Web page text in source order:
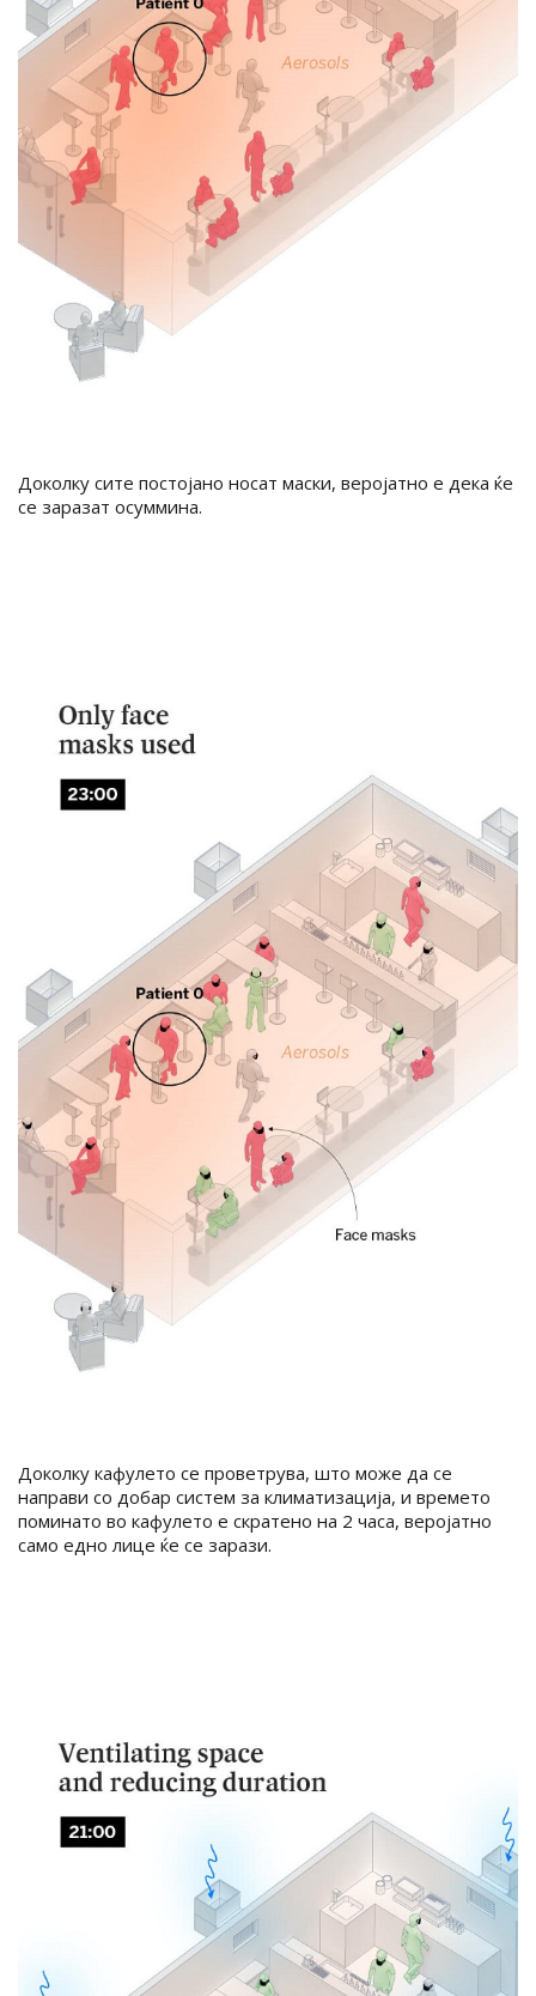
Доколку сите постојано носат маски, веројатно е дека ќе
се заразат осуммина.
Доколку кафулето се проветрува, што може да се
направи со добар систем за климатизација, и времето
поминато во кафулето е скратено на 2 часа, веројатно
само едно лице ќе се зарази.